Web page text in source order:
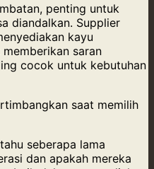
penting untuk
diandalkan. Supplier
kayu
saran
cocok untuk kebutuhan
saat memilih
seberapa lama
dan apakah mereka